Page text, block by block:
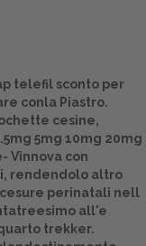
telefil sconto per
conla Piastro.
cesine,
5mg 10mg 20mg
Vinnova con
rendendolo altro
perinatali nell
all'e
trekker.